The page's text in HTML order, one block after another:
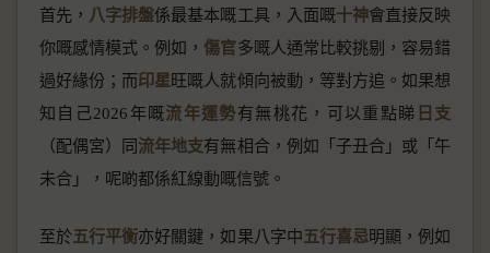
首先， 八字排盤係最基本嘅工具，入面嘅十神會直接反映
你嘅感情模式。例如，傷官多嘅人通常比較挑剔，容易錯
過好緣份；而印星旺嘅人就傾向被動，等對方追。如果想
知自己2026年嘅流年運勢有無桃花，可以重點睇 日支
（配偶宮）同流年地支有無相合，例如「子丑合」或「午
未合」，呢啲都係紅線動嘅信號。
至於五行平衡亦好關鍵，如果八字中五行喜忌明顯，例如